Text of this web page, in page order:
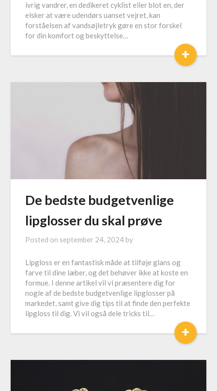
ivrig vandrer, en dedikeret cyklist eller blot en, der
elsker at være udendørs uanset vejret, kan
forståelsen af vandsøjletryk gøre en stor forskel
for din komfort og beskyttelse…
+
De bedste budgetvenlige
lipglosser du skal prøve
Posted on september 24, 2024 by
Lipgloss er en fantastisk måde at tilføje glans og
farve til dine læber, og det behøver ikke at koste en
formue. I denne artikel vil vi præsentere dig for
nogle af de bedste budgetvenlige lipglosser på
markedet, samt give dig tips til at finde den perfekte
lipgloss til dig. Vi vil også dele tricks til…
+